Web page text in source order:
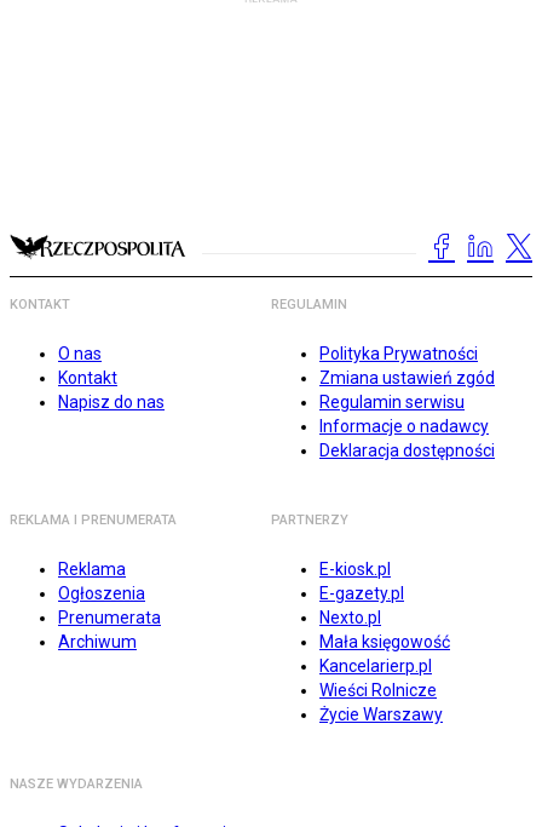
KONTAKT
O nas
Kontakt
Napisz do nas
REGULAMIN
Polityka Prywatności
Zmiana ustawień zgód
Regulamin serwisu
Informacje o nadawcy
Deklaracja dostępności
REKLAMA I PRENUMERATA
Reklama
Ogłoszenia
Prenumerata
Archiwum
PARTNERZY
E-kiosk.pl
E-gazety.pl
Nexto.pl
Mała księgowość
Kancelarierp.pl
Wieści Rolnicze
Życie Warszawy
NASZE WYDARZENIA